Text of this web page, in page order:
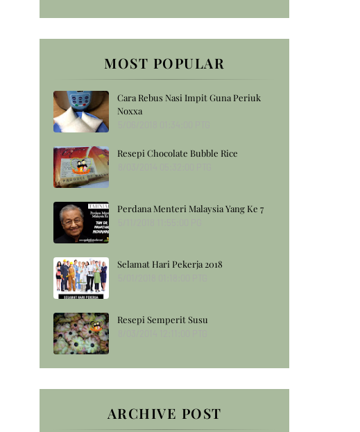
MOST POPULAR
Cara Rebus Nasi Impit Guna Periuk
Noxxa
Resepi Chocolate Bubble Rice
Perdana Menteri Malaysia Yang Ke 7
Selamat Hari Pekerja 2018
Resepi Semperit Susu
ARCHIVE POST